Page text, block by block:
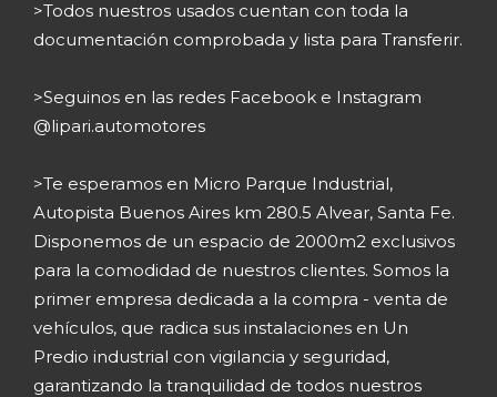
>Todos nuestros usados cuentan con toda la
documentación comprobada y lista para Transferir.
>Seguinos en las redes Facebook e Instagram
@lipari.automotores
>Te esperamos en Micro Parque Industrial,
Autopista Buenos Aires km 280.5 Alvear, Santa Fe.
Disponemos de un espacio de 2000m2 exclusivos
para la comodidad de nuestros clientes. Somos la
primer empresa dedicada a la compra - venta de
vehículos, que radica sus instalaciones en Un
Predio industrial con vigilancia y seguridad,
garantizando la tranquilidad de todos nuestros